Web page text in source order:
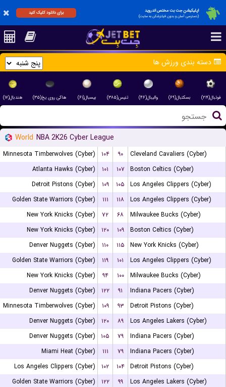
اپلیکیشن جت بت مختص اندروید
(دسترسی آسان و بدون فیلترشکن به سایت)
برای دانلود کلیک کنید
دسته بندی ورزش ها
فوتبال(۲۱۹) بسکتبال(۶۹) والیبال(۴۶) تنیس(۳۸۵) بیسبال(۶۱) هاکی روی یخ(۳۵) هندبال(۱۷)
World NBA 2K26 Cyber League
Minnesota Timberwolves (Cyber) ۱۰۴ ۹۰
Cleveland Cavaliers (Cyber)
Atlanta Hawks (Cyber)
۱۰۱ ۱۰۷
Boston Celtics (Cyber)
Detroit Pistons (Cyber)
۱۰۹ ۱۰۵
Los Angeles Clippers (Cyber)
Golden State Warriors (Cyber)
۱۱۱ ۱۱۸
Los Angeles Clippers (Cyber)
New York Knicks (Cyber)
۷۲ ۶۸
Milwaukee Bucks (Cyber)
New York Knicks (Cyber)
۱۲۰ ۱۰۹
Boston Celtics (Cyber)
Denver Nuggets (Cyber)
۱۱۰ ۱۱۵
New York Knicks (Cyber)
Golden State Warriors (Cyber)
۱۱۹ ۱۰۱
Los Angeles Clippers (Cyber)
New York Knicks (Cyber)
۹۴ ۱۰۰
Milwaukee Bucks (Cyber)
Denver Nuggets (Cyber)
۱۲۲ ۹۱
Indiana Pacers (Cyber)
Minnesota Timberwolves (Cyber)
۱۰۹ ۹۳
Detroit Pistons (Cyber)
Denver Nuggets (Cyber)
۱۲۰ ۸۹
Los Angeles Lakers (Cyber)
Denver Nuggets (Cyber)
۱۰۵ ۷۹
Indiana Pacers (Cyber)
Miami Heat (Cyber)
۱۱۱ ۷۹
Indiana Pacers (Cyber)
Los Angeles Clippers (Cyber)
۱۰۲ ۱۰۴
Detroit Pistons (Cyber)
Golden State Warriors (Cyber)
۱۲۲ ۹۹
Los Angeles Lakers (Cyber)